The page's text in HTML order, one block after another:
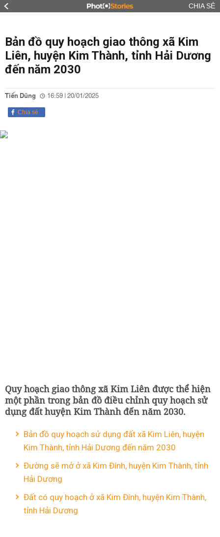
CHIA SẺ
Bản đồ quy hoạch giao thông xã Kim
Liên, huyện Kim Thành, tỉnh Hải Dương
đến năm 2030
Tiến Dũng 16:59 | 20/01/2025
Chia sẻ
Quy hoạch giao thông xã Kim Liên được thể hiện
một phần trong bản đồ điều chỉnh quy hoạch sử
dụng đất huyện Kim Thành đến năm 2030.
Bản đồ quy hoạch sử dụng đất xã Kim Liên, huyện
Kim Thành, tỉnh Hải Dương đến năm 2030
Đường sẽ mở ở xã Kim Đính, huyện Kim Thành, tỉnh
Hải Dương
Đất có quy hoạch ở xã Kim Đính, huyện Kim Thành,
tỉnh Hải Dương